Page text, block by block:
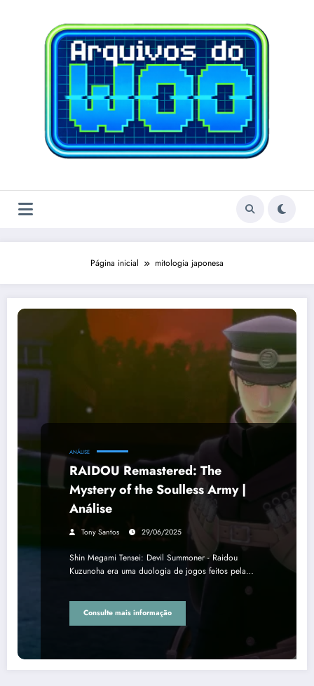
Página inicial mitologia japonesa
ANÁLISE
RAIDOU Remastered: The
Mystery of the Soulless Army |
Análise
Tony Santos 29/06/2025
Shin Megami Tensei: Devil Summoner - Raidou
Kuzunoha era uma duologia de jogos feitos pela…
Consulte mais informação